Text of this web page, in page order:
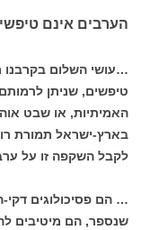
הערבים אינם
…עושי השלום בקרבנו
טיפשים, שניתן
האמיתיות, או שבט
בארץ-ישראל תמורת
לקבל השקפה זו על
… הם פסיכולוגים
שנספר, הם מיטיבים